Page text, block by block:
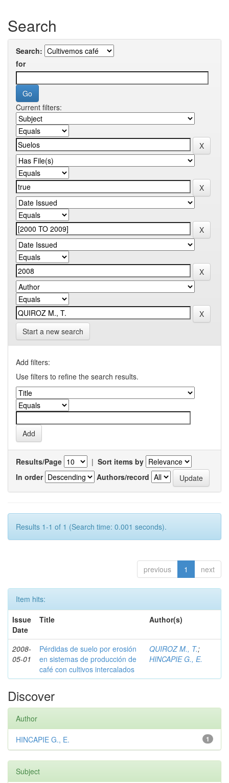
Search
Search:
for
Current filters:
Start a new search
Add filters:
Use filters to refine the search results.
Results/Page | Sort items by
In order
Authors/record
Results 1-1 of 1 (Search time: 0.001 seconds).
previous 1 next
Item hits:
Issue
Date
Title Author(s)
2008-
05-01
Pérdidas de suelo por erosión
en sistemas de producción de
café con cultivos intercalados
QUIROZ M., T.;
HINCAPIE G., E.
Discover
Author
1
HINCAPIE G., E.
Subject